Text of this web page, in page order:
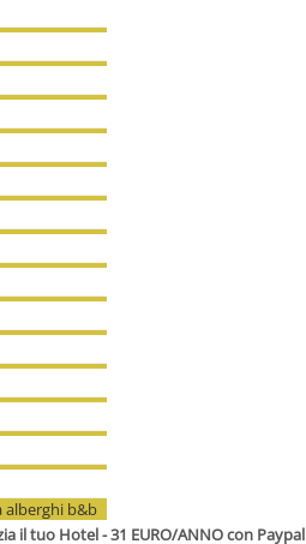
alberghi b&b
il tuo Hotel - 31 EURO/ANNO con Paypal